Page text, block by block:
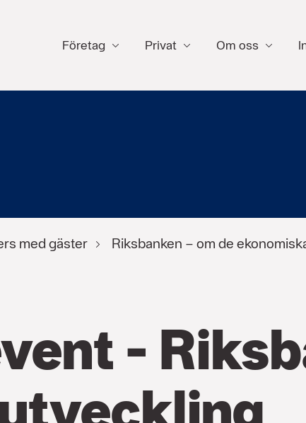
Företag Privat Om oss
med gäster Riksbanken – om de
-